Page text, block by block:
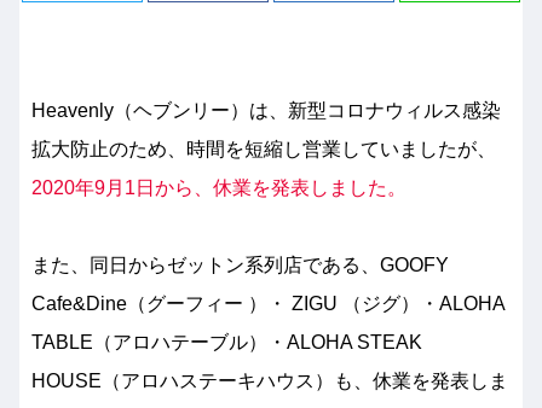
Heavenly（ヘブンリー）は、新型コロナウィルス感染
拡大防止のため、時間を短縮し営業していましたが、
2020年9月1日から、休業を発表しました。
また、同日からゼットン系列店である、GOOFY
Cafe&Dine（グーフィー ）・ ZIGU （ジグ）・ALOHA
TABLE（アロハテーブル）・ALOHA STEAK
HOUSE（アロハステーキハウス）も、休業を発表しま